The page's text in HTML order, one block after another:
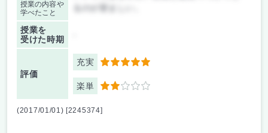
授業の内容や
学べたこと
授業を
受けた時期
評価
充実 5
楽単 2
(2017/01/01) [2245374]